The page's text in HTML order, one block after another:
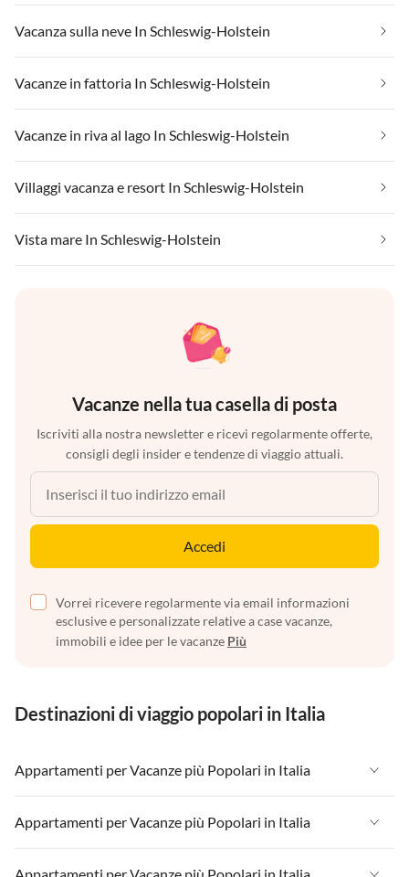
Vacanza sulla neve In Schleswig-Holstein
Vacanze in fattoria In Schleswig-Holstein
Vacanze in riva al lago In Schleswig-Holstein
Villaggi vacanza e resort In Schleswig-Holstein
Vista mare In Schleswig-Holstein
Vacanze nella tua casella di posta
Iscriviti alla nostra newsletter e ricevi regolarmente offerte,
consigli degli insider e tendenze di viaggio attuali.
Accedi
Vorrei ricevere regolarmente via email informazioni
esclusive e personalizzate relative a case vacanze,
immobili e idee per le vacanze Più
Destinazioni di viaggio popolari in Italia
Appartamenti per Vacanze più Popolari in Italia
Appartamenti per Vacanze in Italia
Appartamenti per Vacanze in Liguria
Appartamenti per Vacanze più Popolari in Italia
Appartamenti per Vacanze in Italia